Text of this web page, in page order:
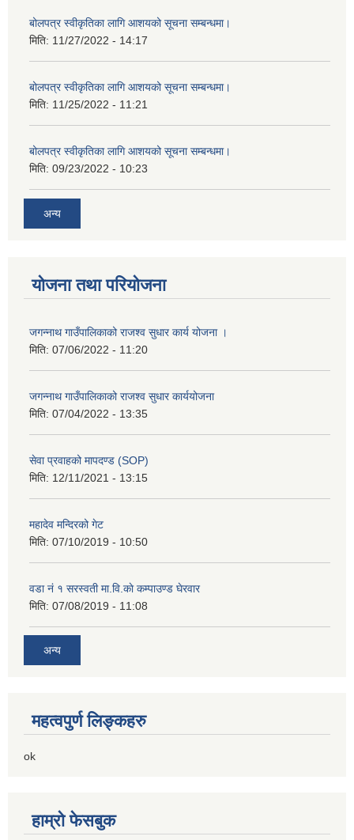
बोलपत्र स्वीकृतिका लागि आशयको सूचना सम्बन्धमा।
मिति: 11/27/2022 - 14:17
बोलपत्र स्वीकृतिका लागि आशयको सूचना सम्बन्धमा।
मिति: 11/25/2022 - 11:21
बोलपत्र स्वीकृतिका लागि आशयको सूचना सम्बन्धमा।
मिति: 09/23/2022 - 10:23
अन्य
योजना तथा परियोजना
जगन्नाथ गाउँपालिकाको राजश्व सुधार कार्य योजना ।
मिति: 07/06/2022 - 11:20
जगन्नाथ गाउँपालिकाको राजश्व सुधार कार्ययोजना
मिति: 07/04/2022 - 13:35
सेवा प्रवाहको मापदण्ड (SOP)
मिति: 12/11/2021 - 13:15
महादेव मन्दिरको गेट
मिति: 07/10/2019 - 10:50
वडा नं १ सरस्वती मा.वि.काे कम्पाउण्ड घेरवार
मिति: 07/08/2019 - 11:08
अन्य
महत्वपुर्ण लिङ्कहरु
ok
हाम्रो फेसबुक